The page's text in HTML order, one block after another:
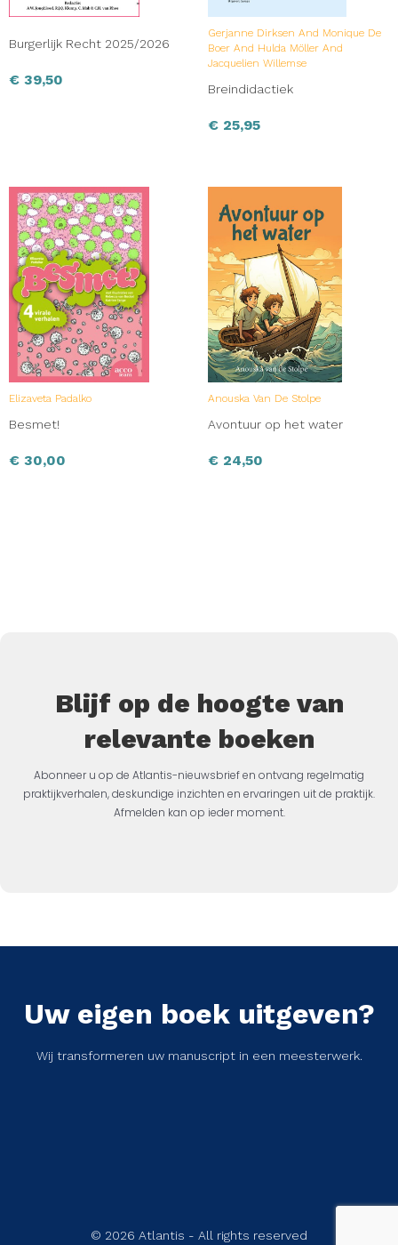
Burgerlijk Recht 2025/2026
€ 39,50
Gerjanne Dirksen And Monique De
Boer And Hulda Möller And
Jacquelien Willemse
Breindidactiek
€ 25,95
Elizaveta Padalko
Besmet!
€ 30,00
Anouska Van De Stolpe
Avontuur op het water
€ 24,50
Blijf op de hoogte van
relevante boeken
Abonneer u op de Atlantis-nieuwsbrief en ontvang regelmatig
praktijkverhalen, deskundige inzichten en ervaringen uit de praktijk.
Afmelden kan op ieder moment.
Uw eigen boek uitgeven?
Wij transformeren uw manuscript in een meesterwerk.
© 2026 Atlantis - All rights reserved